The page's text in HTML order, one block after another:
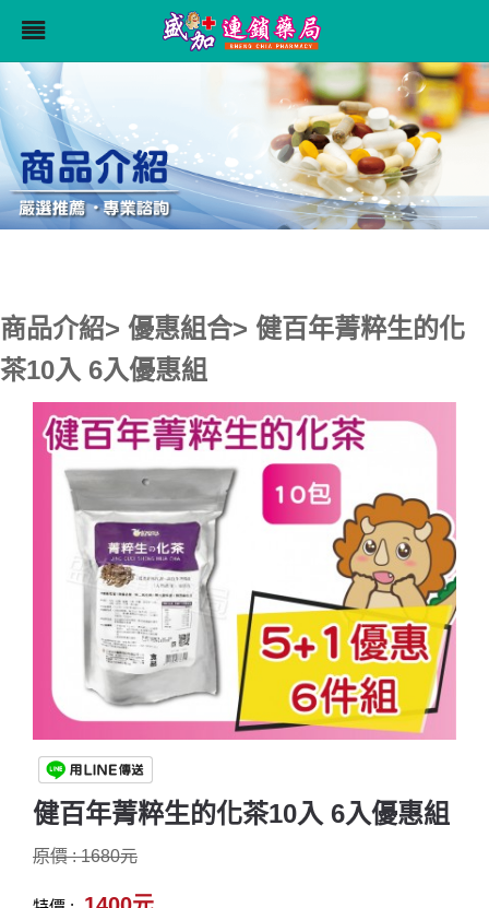
商品介紹> 優惠組合> 健百年菁粹生的化
茶10入 6入優惠組
健百年菁粹生的化茶10入 6入優惠組
原價 : 1680元